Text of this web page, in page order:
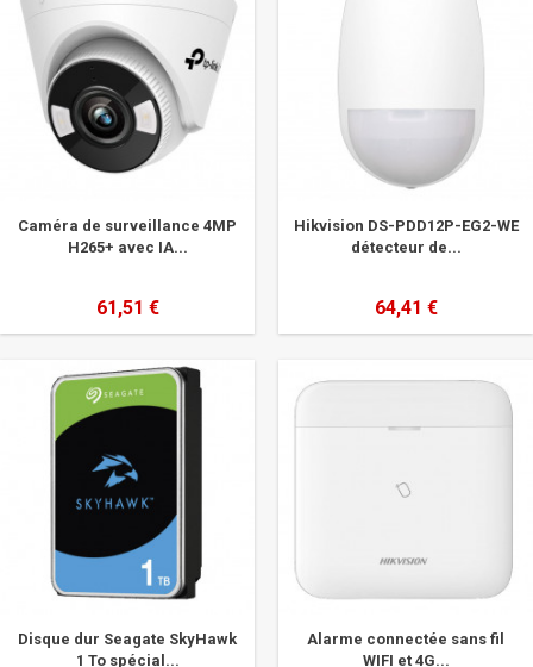
Caméra de surveillance 4MP
H265+ avec IA...
61,51 €
Hikvision DS-PDD12P-EG2-WE
détecteur de...
64,41 €
Disque dur Seagate SkyHawk
1 To spécial...
Alarme connectée sans fil
WIFI et 4G...